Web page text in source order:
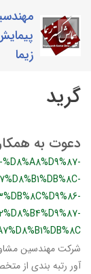
زیما
گرید
دعوت به
شرکت مهندسین
آور رتبه بندی از